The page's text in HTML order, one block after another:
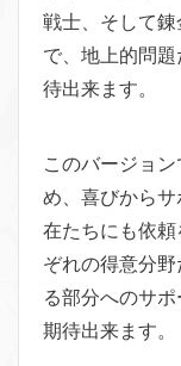
戦士、そして
で、地上的問
待出来ます。
このバージョ
め、喜びから
在たちにも依
ぞれの得意分
る部分へのサ
期待出来ます。